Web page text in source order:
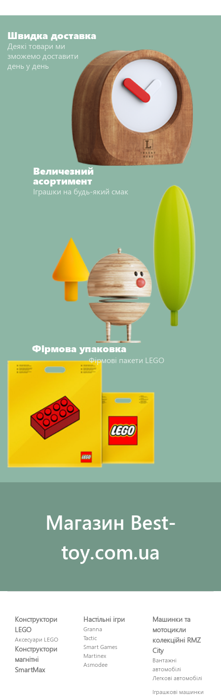
Швидка доставка
Деякі товари ми
зможемо доставити
день у день
Величезний
асортимент
Іграшки на будь-який смак
Фірмова упаковка
Фірмові пакети LEGO
Maгазин Best-
toy.com.ua
Конструктори
LEGO
Аксесуари LEGO
Конструктори
магнітні
SmartMax
Настільні ігри
Granna
Tactic
Smart Games
Martinex
Asmodee
Машинки та
мотоцикли
колекційні RMZ
City
Вантажні
автомобілі
Легкові автомобілі
Іграшкові машинки